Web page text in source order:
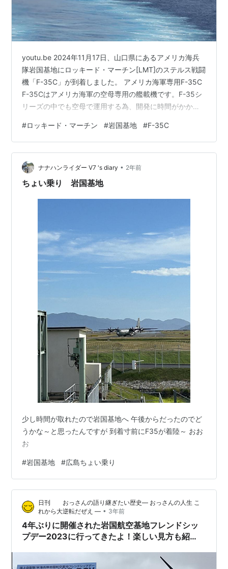
youtu.be 2024年11月17日、山口県にあるアメリカ海兵
隊岩国基地にロッキード・マーチン[LMT]のステルス戦闘
機「F-35C」が到着しました。 アメリカ海軍専用F-35C
F-35Cはアメリカ海軍の空母専用の艦載機です。F-35シ
リーズの中でも空母で運用する為、開発に時間がかかり
す。 F-35Cの特徴 岩国基地に配備されるのは空母「ジョ
ージ・ワシントン」に所属しているF-35Cです。
youtu.be 日本でも先日護衛艦「かが」にF-35Bの発艦着
艦訓練が行われました。F-35シリーズの生産数も1000機
を超えてきており、これからの活…
#ロッキード・マーチン #岩国基地 #F-35C
ナナハンライダー V7 's diary • 2年前
ちょい乗り 岩国基地
少し時間が取れたので岩国基地へ 午後からだったのでど
うかな～と思ったんですが 到着寸前にF35が着陸～ おお
お
#岩国基地 #広島ちょい乗り
日刊 おっさんの語り継ぎたい歴史― おっさんの人生 こ
れから大逆転だぜえ ― • 3年前
4年ぶりに開催された岩国航空基地フレンドシッ
プデー2023に行ってきたよ！楽しい見方も紹